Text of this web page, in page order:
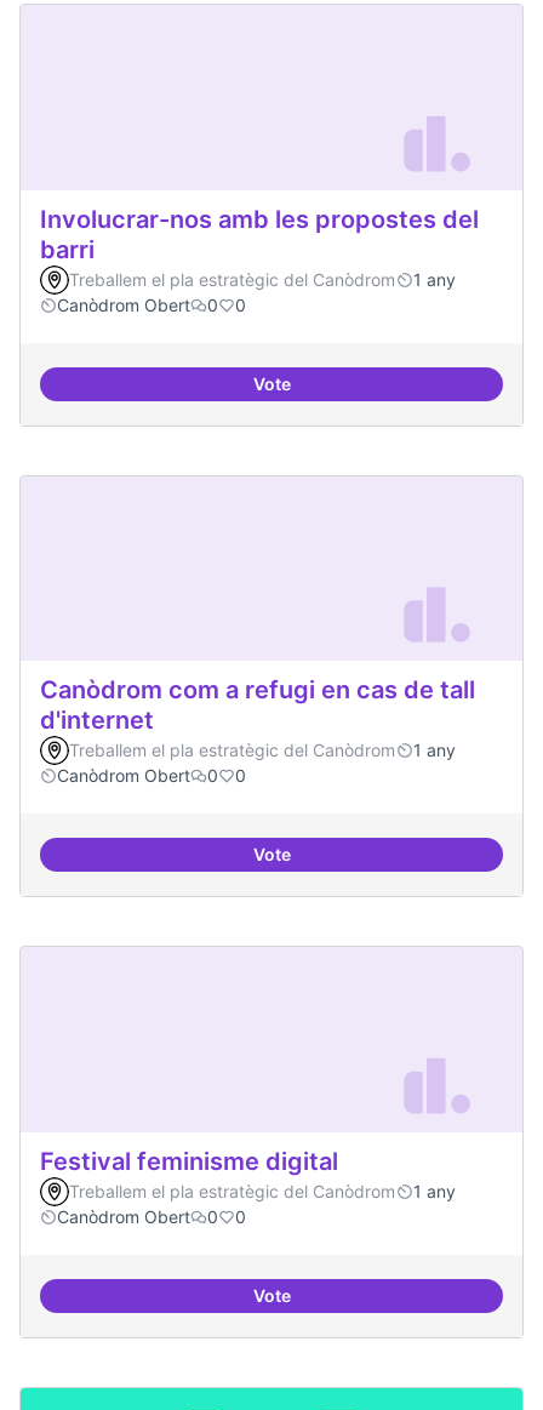
Involucrar-nos amb les propostes del
barri
Treballem el pla estratègic del Canòdrom
1 any
Canòdrom Obert
0 0
VoteInvolucrar-nos amb les
Canòdrom com a refugi en cas de tall
d'internet
Treballem el pla estratègic del Canòdrom
1 any
Canòdrom Obert
0 0
VoteCanòdrom com a refugi en cas
Festival feminisme digital
Treballem el pla estratègic del Canòdrom
1 any
Canòdrom Obert
0 0
VoteFestival feminisme digital